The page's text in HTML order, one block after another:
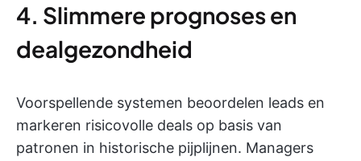
4. Slimmere prognoses en
dealgezondheid
Voorspellende systemen beoordelen leads en
markeren risicovolle deals op basis van
patronen in historische pijplijnen. Managers